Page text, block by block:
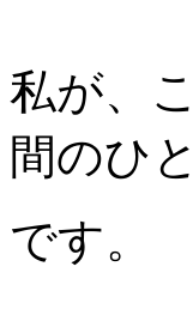
私が、
間のひ
です。